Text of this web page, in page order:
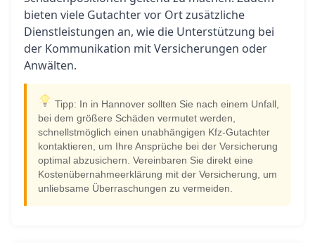
bieten viele Gutachter vor Ort zusätzliche
Dienstleistungen an, wie die Unterstützung bei
der Kommunikation mit Versicherungen oder
Anwälten.
Tipp: In in Hannover sollten Sie nach einem Unfall,
bei dem größere Schäden vermutet werden,
schnellstmöglich einen unabhängigen Kfz-Gutachter
kontaktieren, um Ihre Ansprüche bei der Versicherung
optimal abzusichern. Vereinbaren Sie direkt eine
Kostenübernahmeerklärung mit der Versicherung, um
unliebsame Überraschungen zu vermeiden.